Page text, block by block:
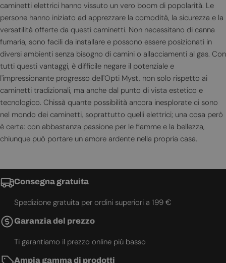
caminetti elettrici hanno vissuto un vero boom di popolarità. Le
persone hanno iniziato ad apprezzare la comodità, la sicurezza e la
versatilità offerte da questi caminetti. Non necessitano di canna
fumaria, sono facili da installare e possono essere posizionati in
diversi ambienti senza bisogno di camini o allacciamenti al gas. Con
tutti questi vantaggi, è difficile negare il potenziale e
l'impressionante progresso dell'Opti Myst, non solo rispetto ai
caminetti tradizionali, ma anche dal punto di vista estetico e
tecnologico. Chissà quante possibilità ancora inesplorate ci sono
nel mondo dei caminetti, soprattutto quelli elettrici; una cosa però
è certa: con abbastanza passione per le fiamme e la bellezza,
chiunque può portare un amore ardente nella propria casa.
Consegna gratuita
Spedizione gratuita per ordini superiori a 199 €
Garanzia del prezzo
Ti garantiamo il prezzo online più basso
Ampia gamma di prodotti